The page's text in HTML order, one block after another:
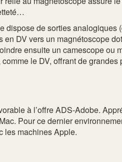
dispose de sorties
DV vers un magnétoscope
ensuite un camescope ou
le DV, offrant de
à l’offre ADS-Adobe.
Pour ce dernier
les machines Apple.